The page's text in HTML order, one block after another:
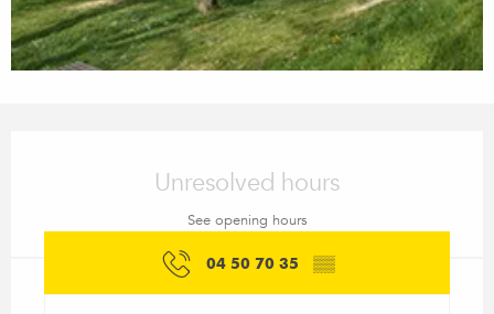
Unresolved hours
See opening hours
04 50 70 35 ▒▒